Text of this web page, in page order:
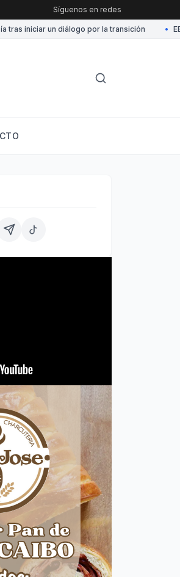
Síguenos en redes
iniciar un diálogo por la transición